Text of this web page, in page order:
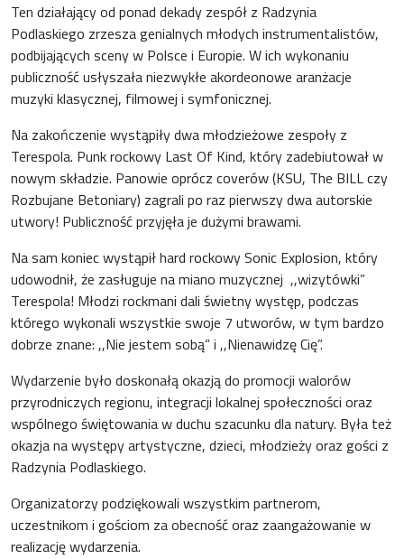
Ten działający od ponad dekady zespół z Radzynia
Podlaskiego zrzesza genialnych młodych instrumentalistów,
podbijających sceny w Polsce i Europie. W ich wykonaniu
publiczność usłyszała niezwykłe akordeonowe aranżacje
muzyki klasycznej, filmowej i symfonicznej.
Na zakończenie wystąpiły dwa młodzieżowe zespoły z
Terespola. Punk rockowy Last Of Kind, który zadebiutował w
nowym składzie. Panowie oprócz coverów (KSU, The BILL czy
Rozbujane Betoniary) zagrali po raz pierwszy dwa autorskie
utwory! Publiczność przyjęła je dużymi brawami.
Na sam koniec wystąpił hard rockowy Sonic Explosion, który
udowodnił, że zasługuje na miano muzycznej ,,wizytówki”
Terespola! Młodzi rockmani dali świetny występ, podczas
którego wykonali wszystkie swoje 7 utworów, w tym bardzo
dobrze znane: ,,Nie jestem sobą” i ,,Nienawidzę Cię”.
Wydarzenie było doskonałą okazją do promocji walorów
przyrodniczych regionu, integracji lokalnej społeczności oraz
wspólnego świętowania w duchu szacunku dla natury. Była też
okazja na występy artystyczne, dzieci, młodzieży oraz gości z
Radzynia Podlaskiego.
Organizatorzy podziękowali wszystkim partnerom,
uczestnikom i gościom za obecność oraz zaangażowanie w
realizację wydarzenia.